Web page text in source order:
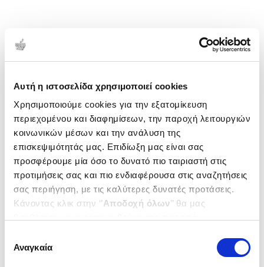
Αυτή η ιστοσελίδα χρησιμοποιεί cookies
Χρησιμοποιούμε cookies για την εξατομίκευση
περιεχομένου και διαφημίσεων, την παροχή λειτουργιών
κοινωνικών μέσων και την ανάλυση της
επισκεψιμότητάς μας. Επιδίωξη μας είναι σας
προσφέρουμε μία όσο το δυνατό πιο ταιριαστή στις
προτιμήσεις σας και πιο ενδιαφέρουσα στις αναζητήσεις
σας περιήγηση, με τις καλύτερες δυνατές προτάσεις.
Κάνοντας κλικ στην ‘’Αποδοχή όλων’’ θα μας
ενδιαφέρουν και να επιλέξετε από τα παρακάτω με την
΄΄και να ενημερωθείτε σχετικά με
συγκατάθεσης
Αναγκαία